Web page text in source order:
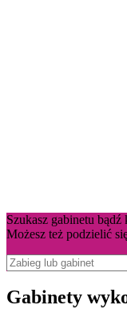
Szukasz gabinetu
Możesz też podzielić
Gabinety